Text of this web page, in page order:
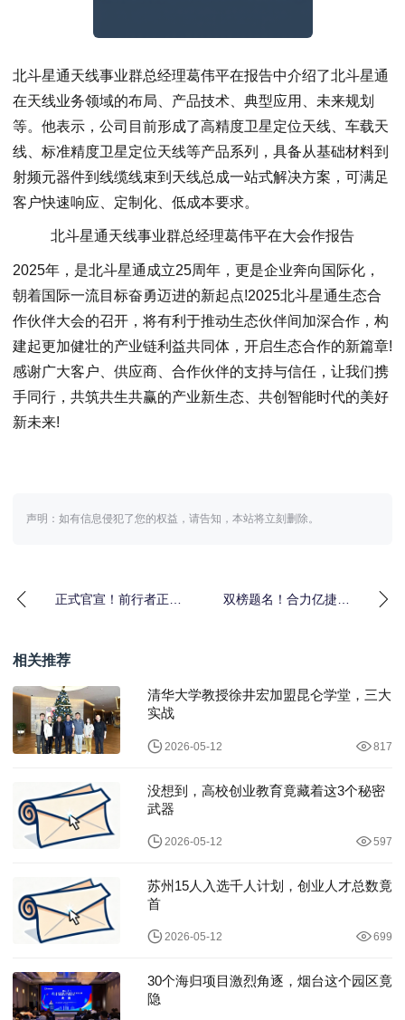
北斗星通天线事业群总经理葛伟平在报告中介绍了北斗星通
在天线业务领域的布局、产品技术、典型应用、未来规划
等。他表示，公司目前形成了高精度卫星定位天线、车载天
线、标准精度卫星定位天线等产品系列，具备从基础材料到
射频元器件到线缆线束到天线总成一站式解决方案，可满足
客户快速响应、定制化、低成本要求。
北斗星通天线事业群总经理葛伟平在大会作报告
2025年，是北斗星通成立25周年，更是企业奔向国际化，
朝着国际一流目标奋勇迈进的新起点!2025北斗星通生态合
作伙伴大会的召开，将有利于推动生态伙伴间加深合作，构
建起更加健壮的产业链利益共同体，开启生态合作的新篇章!
感谢广大客户、供应商、合作伙伴的支持与信任，让我们携
手同行，共筑共生共赢的产业新生态、共创智能时代的美好
新未来!
声明：如有信息侵犯了您的权益，请告知，本站将立刻删除。
正式官宣！前行者正式
双榜题名！合力亿捷荣
相关推荐
清华大学教授徐井宏加盟昆仑学堂，三大
实战
2026-05-12 817
没想到，高校创业教育竟藏着这3个秘密
武器
2026-05-12 597
苏州15人入选千人计划，创业人才总数竟
首
2026-05-12 699
30个海归项目激烈角逐，烟台这个园区竟
隐